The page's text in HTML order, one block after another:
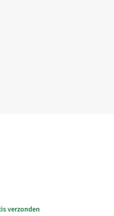
verzonden